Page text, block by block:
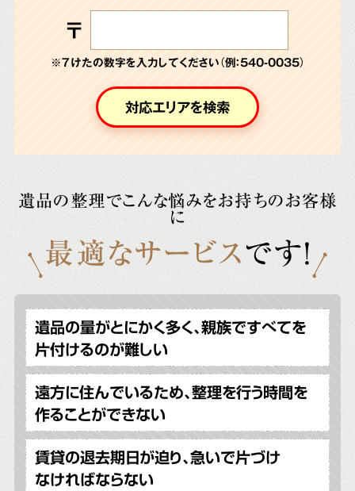
〒
※７けたの数字を入力してください（例：540-0035）
対応エリアを検索
遺品の整理でこんな悩みをお持ちのお客様
に
最適なサービスです!
遺品の量がとにかく多く、親族ですべてを
片付けるのが難しい
遠方に住んでいるため、整理を行う時間を
作ることができない
賃貸の退去期日が迫り、急いで片づけ
なければならない